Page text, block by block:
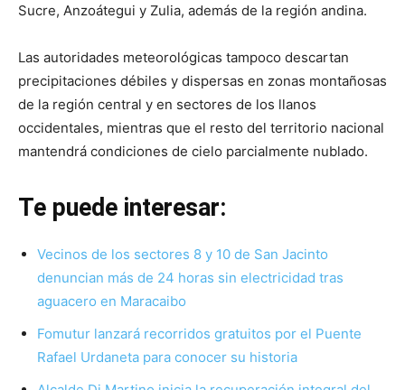
Sucre, Anzoátegui y Zulia, además de la región andina.
Las autoridades meteorológicas tampoco descartan
precipitaciones débiles y dispersas en zonas montañosas
de la región central y en sectores de los llanos
occidentales, mientras que el resto del territorio nacional
mantendrá condiciones de cielo parcialmente nublado.
Te puede interesar:
Vecinos de los sectores 8 y 10 de San Jacinto
denuncian más de 24 horas sin electricidad tras
aguacero en Maracaibo
Fomutur lanzará recorridos gratuitos por el Puente
Rafael Urdaneta para conocer su historia